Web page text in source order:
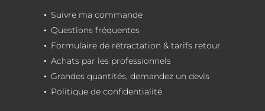
Suivre ma commande
Questions fréquentes
Formulaire de rétractation & tarifs retour
Achats par les professionnels
Grandes quantités, demandez un devis
Politique de confidentialité